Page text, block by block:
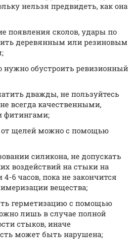
нельзя предвидеть, как она
появления сколов, удары по
деревянным или резиновым
нужно обустроить ревизионный
дважды, не пользуйтесь
всегда качественными,
фитингами;
от щелей можно с помощью
силикона, не допускать
воздействий на стыки на
6 часов, пока не закончится
вещества;
герметизацию с помощью
лишь в случае полной
стыков, иначе
может быть нарушена;